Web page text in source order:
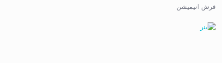
فرش انیمیشن